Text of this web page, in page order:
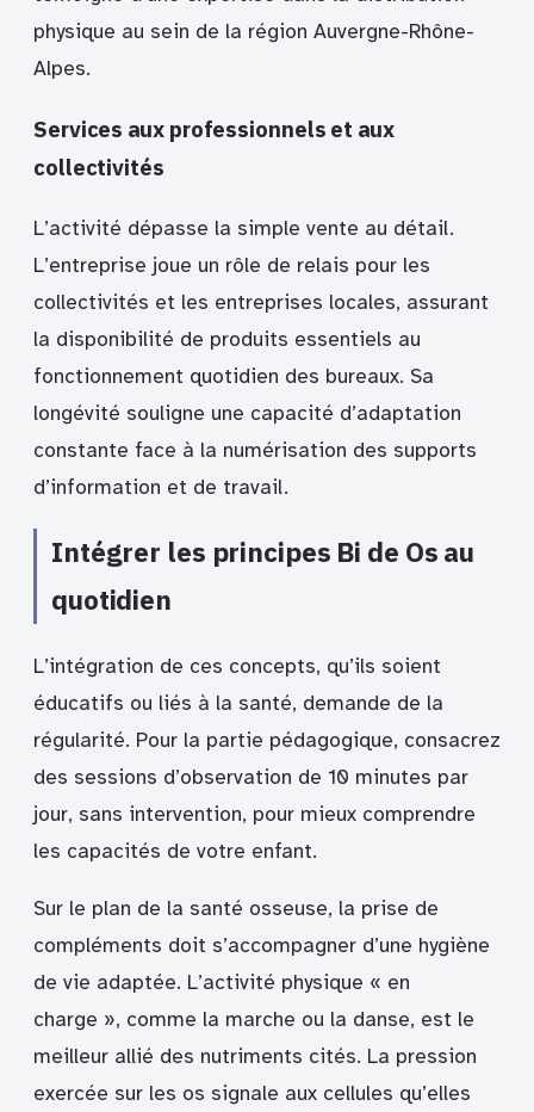
physique au sein de la région Auvergne-Rhône-
Alpes.
Services aux professionnels et aux
collectivités
L’activité dépasse la simple vente au détail.
L’entreprise joue un rôle de relais pour les
collectivités et les entreprises locales, assurant
la disponibilité de produits essentiels au
fonctionnement quotidien des bureaux. Sa
longévité souligne une capacité d’adaptation
constante face à la numérisation des supports
d’information et de travail.
Intégrer les principes Bi de Os au
quotidien
L’intégration de ces concepts, qu’ils soient
éducatifs ou liés à la santé, demande de la
régularité. Pour la partie pédagogique, consacrez
des sessions d’observation de 10 minutes par
jour, sans intervention, pour mieux comprendre
les capacités de votre enfant.
Sur le plan de la santé osseuse, la prise de
compléments doit s’accompagner d’une hygiène
de vie adaptée. L’activité physique « en
charge », comme la marche ou la danse, est le
meilleur allié des nutriments cités. La pression
exercée sur les os signale aux cellules qu’elles